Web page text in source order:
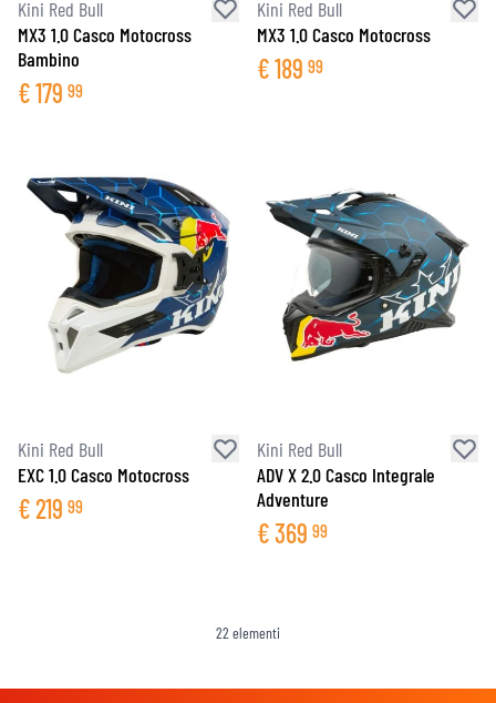
Kini Red Bull
MX3 1.0 Casco Motocross
Bambino
€179 99
Kini Red Bull
MX3 1.0 Casco Motocross
€189 99
Kini Red Bull
EXC 1.0 Casco Motocross
€219 99
Kini Red Bull
ADV X 2.0 Casco Integrale
Adventure
€369 99
22 elementi